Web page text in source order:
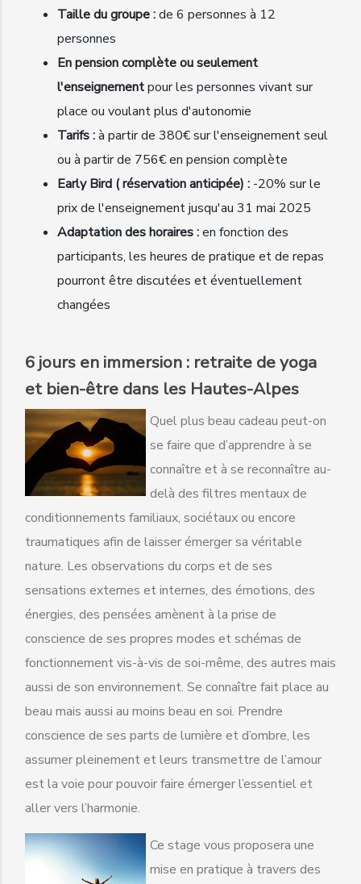
Taille du groupe :de 6 personnes à 12
personnes
En pension complète ou seulement
l'enseignementpour les personnes vivant sur
place ou voulant plus d'autonomie
Tarifs :à partir de 380€ sur l'enseignement seul
ou à partir de 756€ en pension complète
Early Bird ( réservation anticipée) : -20% sur le
prix de l'enseignement jusqu'au 31 mai 2025
Adaptation des horaires :en fonction des
participants, les heures de pratique et de repas
pourront être discutées et éventuellement
changées
6 jours en immersion : retraite de yoga
et bien-être dans les Hautes-Alpes
Quel plus beau cadeau peut-on
se faire que d’apprendre à se
connaître et à se reconnaître au-
delà des filtres mentaux de
conditionnements familiaux, sociétaux ou encore
traumatiques afin de laisser émerger sa véritable
nature. Les observations du corps et de ses
sensations externes et internes, des émotions, des
énergies, des pensées amènent à la prise de
conscience de ses propres modes et schémas de
fonctionnement vis-à-vis de soi-même, des autres mais
aussi de son environnement. Se connaître fait place au
beau mais aussi au moins beau en soi. Prendre
conscience de ses parts de lumière et d’ombre, les
assumer pleinement et leurs transmettre de l’amour
est la voie pour pouvoir faire émerger l’essentiel et
aller vers l’harmonie.
Ce stage vous proposera une
mise en pratique à travers des